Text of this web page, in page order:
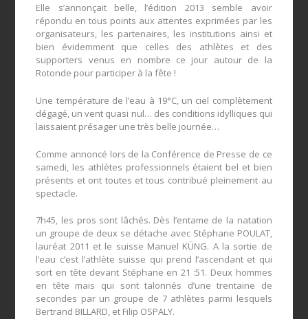
Elle s’annonçait belle, l’édition 2013 semble avoir
répondu en tous points aux attentes exprimées par les
organisateurs, les partenaires, les institutions ainsi et
bien évidemment que celles des athlètes et des
supporters venus en nombre ce jour autour de la
Rotonde pour participer à la fête !
Une température de l’eau à 19°C, un ciel complètement
dégagé, un vent quasi nul… des conditions idylliques qui
laissaient présager une très belle journée…
Comme annoncé lors de la Conférence de Presse de ce
samedi, les athlètes professionnels étaient bel et bien
présents et ont toutes et tous contribué pleinement au
spectacle.
7h45, les pros sont lâchés. Dès l’entame de la natation
un groupe de deux se détache avec Stéphane POULAT,
lauréat 2011 et le suisse Manuel KÜNG. A la sortie de
l’eau c’est l’athlète suisse qui prend l’ascendant et qui
sort en tête devant Stéphane en 21 :51. Deux hommes
en tête mais qui sont talonnés d’une trentaine de
secondes par un groupe de 7 athlètes parmi lesquels
Bertrand BILLARD, et Filip OSPALY.